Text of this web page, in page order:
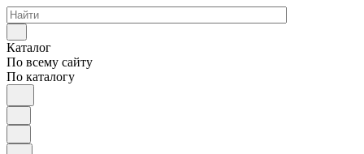
Каталог
По всему сайту
По каталогу